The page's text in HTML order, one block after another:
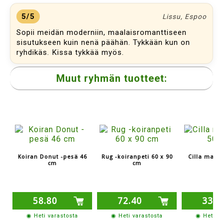
5/5 Lissu, Espoo
Sopii meidän moderniin, maalaisromanttiseen
sisutukseen kuin nenä päähän. Tykkään kun on
ryhdikäs. Kissa tykkää myös.
Muut ryhmän tuotteet:
Koiran Donut -pesä 46
cm
58.80
◉ Heti varastosta
Rug -koiranpeti 60 x 90
cm
72.40
◉ Heti varastosta
Cilla
◉ Heti